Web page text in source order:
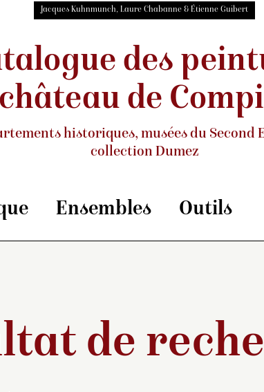
Jacques Kuhnmunch, Laure Chabanne & Étienne Guibert
des
de
historiques, muséesdu Second
collection Dumez
Ensembles Outils
de